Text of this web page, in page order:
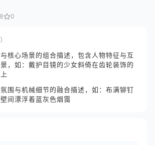
0
核心场景的组合描述，包含人物特征与互
，如：戴护目镜的少女斜倚在齿轮装饰的
围与机械细节的融合描述，如：布满铆钉
间漂浮着蓝灰色烟霭